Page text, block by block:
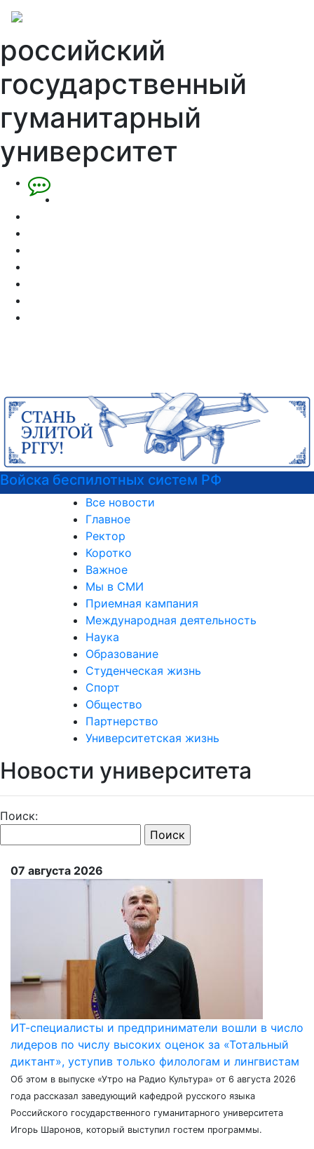
российский
государственный
гуманитарный
университет
Войска беспилотных систем РФ
Все новости
Главное
Ректор
Коротко
Важное
Мы в СМИ
Приемная кампания
Международная деятельность
Наука
Образование
Студенческая жизнь
Спорт
Общество
Партнерство
Университетская жизнь
Новости университета
Поиск:
07 августа 2026
ИТ-специалисты и предприниматели вошли в число
лидеров по числу высоких оценок за «Тотальный
диктант», уступив только филологам и лингвистам
Об этом в выпуске «Утро на Радио Культура» от 6 августа 2026
года рассказал заведующий кафедрой русского языка
Российского государственного гуманитарного университета
Игорь Шаронов, который выступил гостем программы.